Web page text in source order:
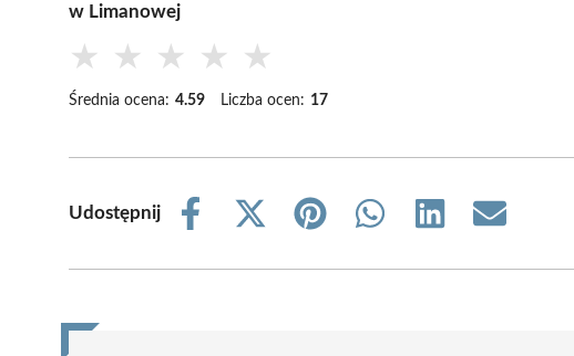
w Limanowej
★ ★ ★ ★ ★
Średnia ocena: 4.59 Liczba ocen: 17
Udostępnij
Share
Share
(Twitter)
Share
Share
Share
Share